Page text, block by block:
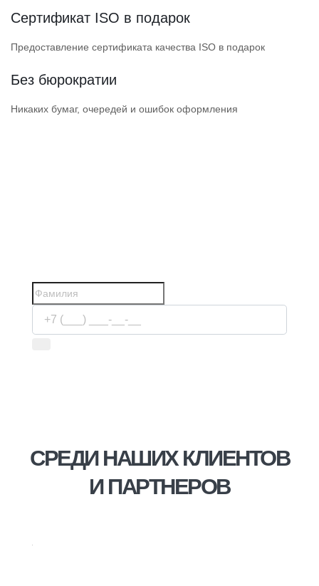
Сертификат ISO в подарок
Предоставление сертификата качества ISO в подарок
Без бюрократии
Никаких бумаг, очередей и ошибок оформления
СРЕДИ НАШИХ КЛИЕНТОВ
И ПАРТНЕРОВ